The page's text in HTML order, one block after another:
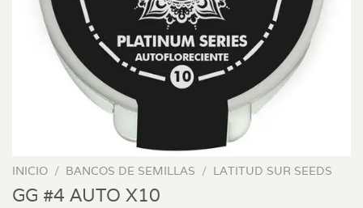
INICIO / BANCOS DE SEMILLAS / LATITUD SUR SEEDS
GG #4 AUTO X10